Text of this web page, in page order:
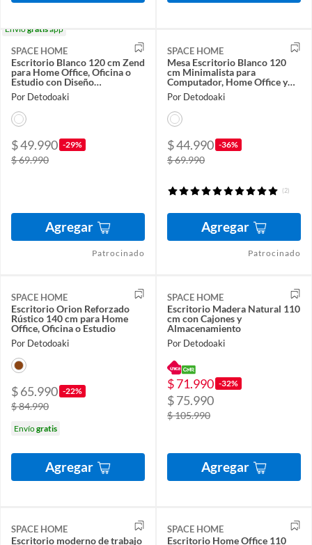
Envíogratisapp
SPACE HOME
Escritorio Blanco 120 cm Zend
para Home Office, Oficina o
Estudio con Diseño
Minimalista
Por Detodoaki
$ 49.990 -29%
$ 69.990
Agregar
Patrocinado
SPACE HOME
Mesa Escritorio Blanco 120
cm Minimalista para
Computador, Home Office y
Espacios Modernos
Por Detodoaki
$ 44.990 -36%
$ 69.990
(2)
Agregar
Patrocinado
SPACE HOME
Escritorio Orion Reforzado
Rústico 140 cm para Home
Office, Oficina o Estudio
Por Detodoaki
$ 65.990 -22%
$ 84.990
Envíogratis
Agregar
SPACE HOME
Escritorio Madera Natural 110
cm con Cajones y
Almacenamiento
Por Detodoaki
$ 71.990 -32%
$ 75.990
$ 105.990
Agregar
SPACE HOME
Escritorio moderno de trabajo
SPACE HOME
Escritorio Home Office 110